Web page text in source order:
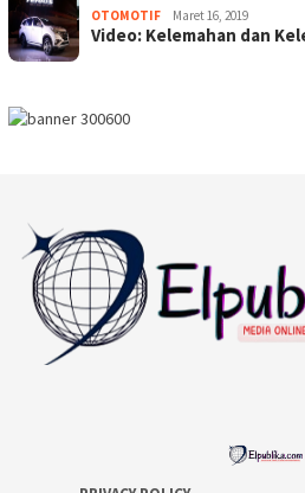
OTOMOTIF Maret 16, 2019
Video: Kelemahan dan